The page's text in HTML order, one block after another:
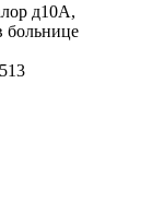
д10А,
больнице